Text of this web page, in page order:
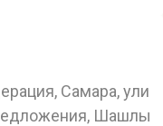
Самара,
Шашлык